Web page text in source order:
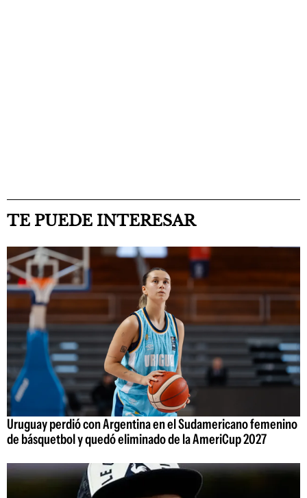
TE PUEDE INTERESAR
Uruguay perdió con Argentina en el Sudamericano femenino
de básquetbol y quedó eliminado de la AmeriCup 2027